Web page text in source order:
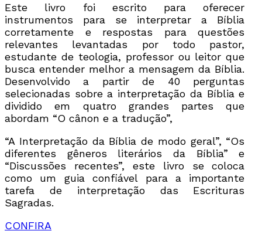
Este livro foi escrito para oferecer
instrumentos para se interpretar a Bíblia
corretamente e respostas para questões
relevantes levantadas por todo pastor,
estudante de teologia, professor ou leitor que
busca entender melhor a mensagem da Bíblia.
Desenvolvido a partir de 40 perguntas
selecionadas sobre a interpretação da Bíblia e
dividido em quatro grandes partes que
abordam “O cânon e a tradução”,
“A Interpretação da Bíblia de modo geral”, “Os
diferentes gêneros literários da Bíblia” e
“Discussões recentes”, este livro se coloca
como um guia confiável para a importante
tarefa de interpretação das Escrituras
Sagradas.
CONFIRA